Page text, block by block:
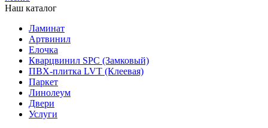
Наш каталог
Ламинат
Артвинил
Елочка
Кварцвинил SPC (Замковый)
ПВХ-плитка LVT (Клеевая)
Паркет
Линолеум
Двери
Услуги